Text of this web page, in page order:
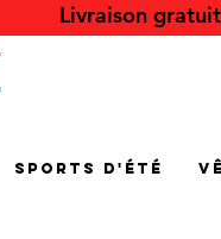
Livraison
Sports d'été